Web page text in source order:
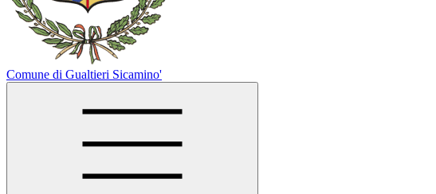
Comune di Gualtieri Sicamino'